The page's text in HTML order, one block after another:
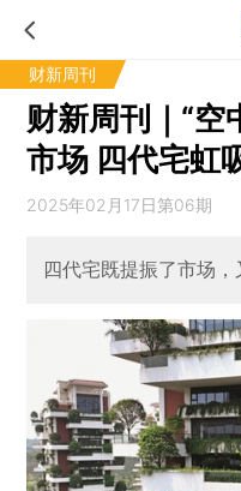
财新周刊
财新周刊｜“空
市场 四代宅虹
2025年02月17日第06期
四代宅既提振了市场，